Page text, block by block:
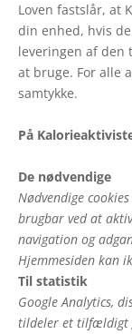
Loven fastslår, at
din enhed, hvis
leveringen af den
at bruge. For alle
samtykke.
På
De nødvendige
Nødvendige
brugbar ved at
navigation og
Hjemmesiden kan
Til statistik
Google Analytics,
tildeler et tilfældigt